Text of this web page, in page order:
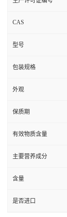
CAS
型号
包装规格
外观
保质期
有效物质含量
主要营养成分
含量
是否进口